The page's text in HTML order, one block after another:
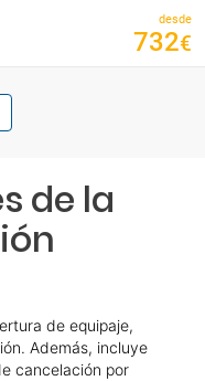
desde
732€
de la
de equipaje,
Además, incluye
cancelación por